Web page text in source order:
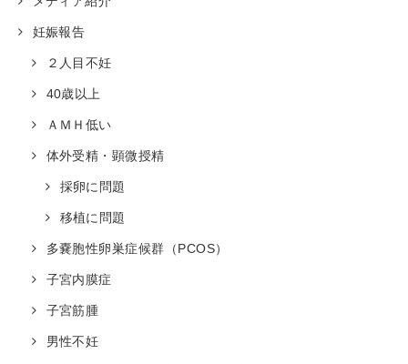
妊娠報告
２人目不妊
40歳以上
ＡＭＨ低い
体外受精・顕微授精
採卵に問題
移植に問題
多嚢胞性卵巣症候群（PCOS）
子宮内膜症
子宮筋腫
男性不妊